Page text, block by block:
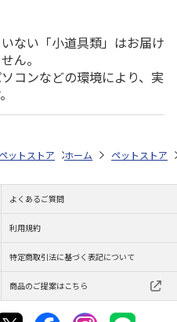
ない「小道具類」はお届け
ん。
コンなどの環境により、実
フード（小動物用） モルモット
ペットストア フード フード（小
ホーム ペットストア
よくあるご質問
利用規約
特定商取引法に基づく表記について
商品のご提案はこちら